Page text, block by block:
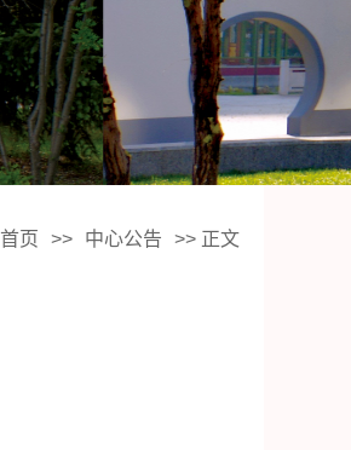
首页 >> 中心公告 >> 正文